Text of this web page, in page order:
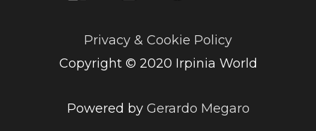
Privacy & Cookie Policy
Copyright © 2020 Irpinia World
Powered by Gerardo Megaro